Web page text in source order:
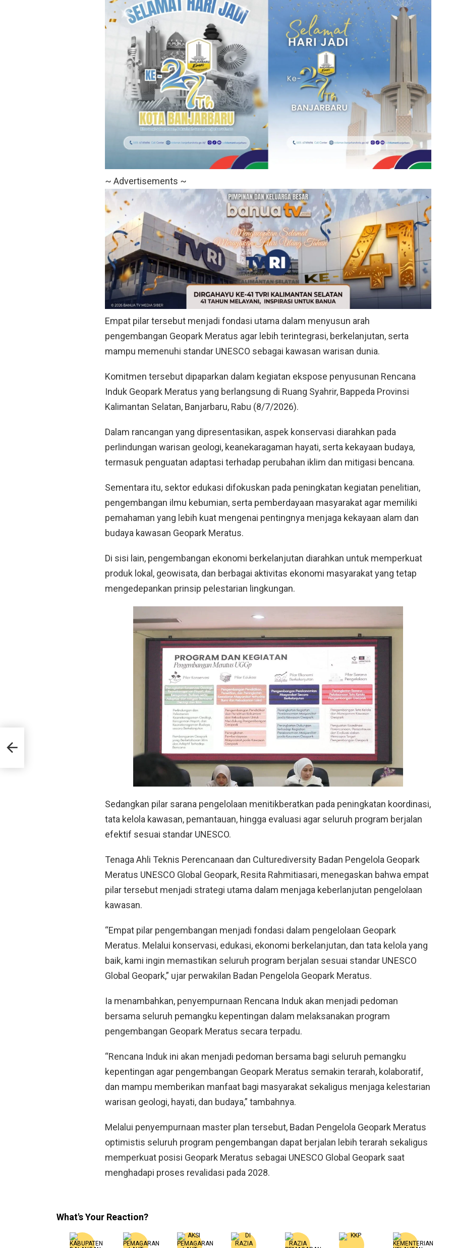
~ Advertisements ~
Empat pilar tersebut menjadi fondasi utama dalam menyusun arah
pengembangan Geopark Meratus agar lebih terintegrasi, berkelanjutan, serta
mampu memenuhi standar UNESCO sebagai kawasan warisan dunia.
Komitmen tersebut dipaparkan dalam kegiatan ekspose penyusunan Rencana
Induk Geopark Meratus yang berlangsung di Ruang Syahrir, Bappeda Provinsi
Kalimantan Selatan, Banjarbaru, Rabu (8/7/2026).
Dalam rancangan yang dipresentasikan, aspek konservasi diarahkan pada
perlindungan warisan geologi, keanekaragaman hayati, serta kekayaan budaya,
termasuk penguatan adaptasi terhadap perubahan iklim dan mitigasi bencana.
Sementara itu, sektor edukasi difokuskan pada peningkatan kegiatan penelitian,
pengembangan ilmu kebumian, serta pemberdayaan masyarakat agar memiliki
pemahaman yang lebih kuat mengenai pentingnya menjaga kekayaan alam dan
budaya kawasan Geopark Meratus.
Di sisi lain, pengembangan ekonomi berkelanjutan diarahkan untuk memperkuat
produk lokal, geowisata, dan berbagai aktivitas ekonomi masyarakat yang tetap
mengedepankan prinsip pelestarian lingkungan.
Sedangkan pilar sarana pengelolaan menitikberatkan pada peningkatan koordinasi,
tata kelola kawasan, pemantauan, hingga evaluasi agar seluruh program berjalan
efektif sesuai standar UNESCO.
Tenaga Ahli Teknis Perencanaan dan Culturediversity Badan Pengelola Geopark
Meratus UNESCO Global Geopark, Resita Rahmitiasari, menegaskan bahwa empat
pilar tersebut menjadi strategi utama dalam menjaga keberlanjutan pengelolaan
kawasan.
“Empat pilar pengembangan menjadi fondasi dalam pengelolaan Geopark
Meratus. Melalui konservasi, edukasi, ekonomi berkelanjutan, dan tata kelola yang
baik, kami ingin memastikan seluruh program berjalan sesuai standar UNESCO
Global Geopark,” ujar perwakilan Badan Pengelola Geopark Meratus.
Ia menambahkan, penyempurnaan Rencana Induk akan menjadi pedoman
bersama seluruh pemangku kepentingan dalam melaksanakan program
pengembangan Geopark Meratus secara terpadu.
“Rencana Induk ini akan menjadi pedoman bersama bagi seluruh pemangku
kepentingan agar pengembangan Geopark Meratus semakin terarah, kolaboratif,
dan mampu memberikan manfaat bagi masyarakat sekaligus menjaga kelestarian
warisan geologi, hayati, dan budaya,” tambahnya.
Melalui penyempurnaan master plan tersebut, Badan Pengelola Geopark Meratus
optimistis seluruh program pengembangan dapat berjalan lebih terarah sekaligus
memperkuat posisi Geopark Meratus sebagai UNESCO Global Geopark saat
menghadapi proses revalidasi pada 2028.
What's Your Reaction?